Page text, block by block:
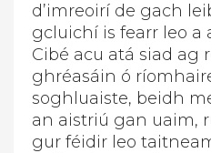
d’imreoirí de gach
gcluichí is fearr leo a
Cibé acu atá siad ag
ghréasáin ó
soghluaiste, beidh
an aistriú gan uaim,
gur féidir leo